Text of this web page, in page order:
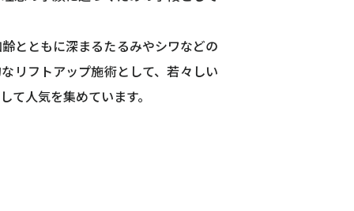
とともに深まるたるみやシワなどの
リフトアップ施術として、若々しい
て人気を集めています。